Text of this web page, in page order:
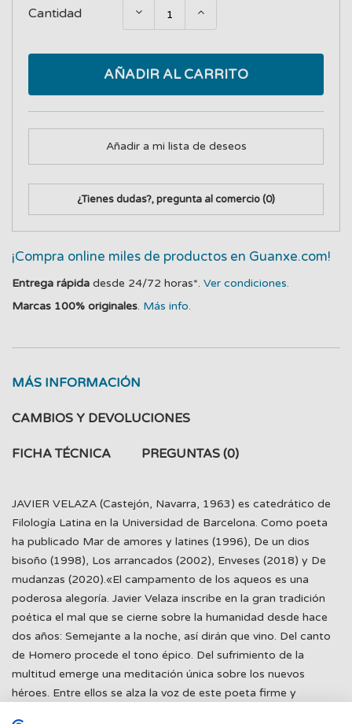
Cantidad
AÑADIR AL CARRITO
Añadir a mi lista de deseos
¿Tienes dudas?, pregunta al comercio(0)
¡Compra online miles de productos en Guanxe.com!
Entrega rápida desde 24/72 horas*. Ver condiciones.
Marcas 100% originales. Más info.
MÁS INFORMACIÓN
CAMBIOS Y DEVOLUCIONES
FICHA TÉCNICA PREGUNTAS (0)
JAVIER VELAZA (Castejón, Navarra, 1963) es catedrático de
Filología Latina en la Universidad de Barcelona. Como poeta
ha publicado Mar de amores y latines (1996), De un dios
bisoño (1998), Los arrancados (2002), Enveses (2018) y De
mudanzas (2020).«El campamento de los aqueos es una
poderosa alegoría. Javier Velaza inscribe en la gran tradición
poética el mal que se cierne sobre la humanidad desde hace
dos años: Semejante a la noche, así dirán que vino. Del canto
de Homero procede el tono épico. Del sufrimiento de la
multitud emerge una meditación única sobre los nuevos
héroes. Entre ellos se alza la voz de este poeta firme y